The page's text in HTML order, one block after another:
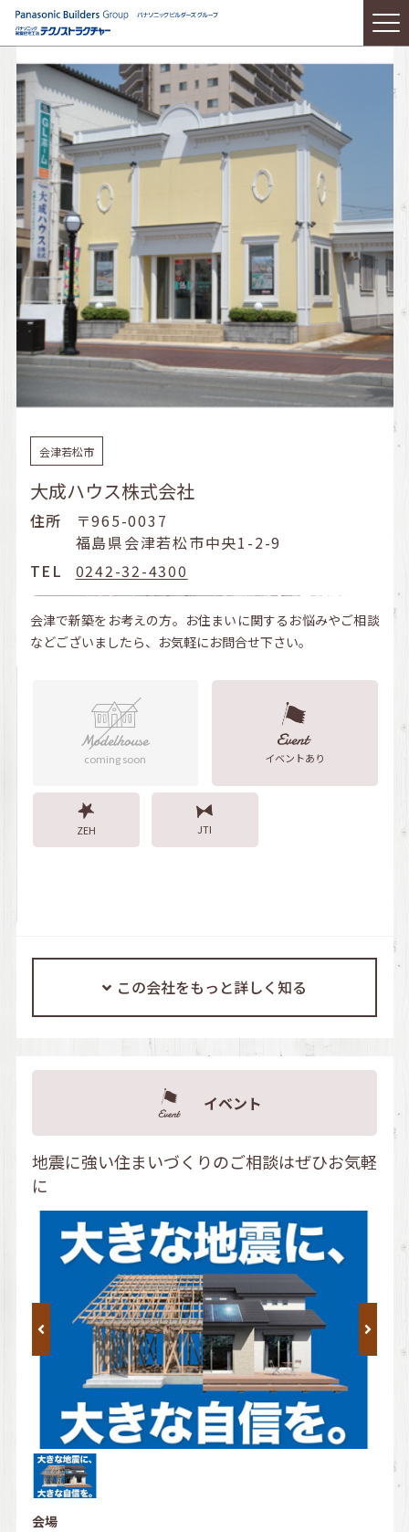
会津若松市
大成ハウス株式会社
住所
〒965-0037
福島県会津若松市中央1-2-9
TEL
0242-32-4300
会津で新築をお考えの方。お住まいに関するお悩みやご相談
などございましたら、お気軽にお問合せ下さい。
coming soon イベントあり
ZEH JTI
この会社をもっと詳しく知る
イベント
地震に強い住まいづくりのご相談はぜひお気軽
に
会場